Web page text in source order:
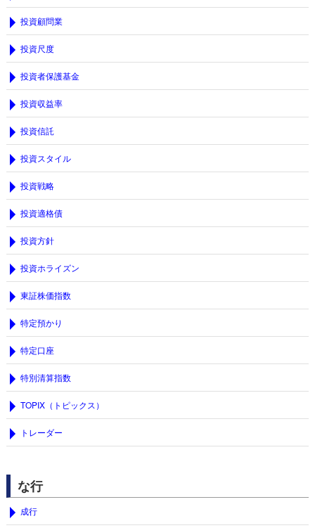
投資顧問業
投資尺度
投資者保護基金
投資収益率
投資信託
投資スタイル
投資戦略
投資適格債
投資方針
投資ホライズン
東証株価指数
特定預かり
特定口座
特別清算指数
TOPIX（トピックス）
トレーダー
な行
成行